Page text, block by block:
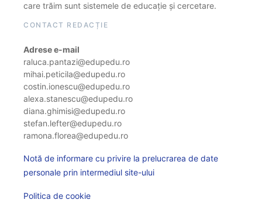
care trăim sunt sistemele de educație și cercetare.
CONTACT REDACȚIE
Adrese e-mail
raluca.pantazi@edupedu.ro
mihai.peticila@edupedu.ro
costin.ionescu@edupedu.ro
alexa.stanescu@edupedu.ro
diana.ghimisi@edupedu.ro
stefan.lefter@edupedu.ro
ramona.florea@edupedu.ro
Notă de informare cu privire la prelucrarea de date
personale prin intermediul site-ului
Politica de cookie